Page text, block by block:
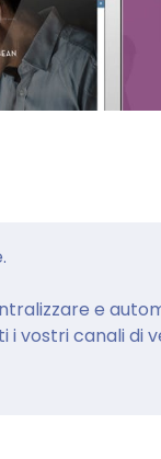
e
vostri canali di